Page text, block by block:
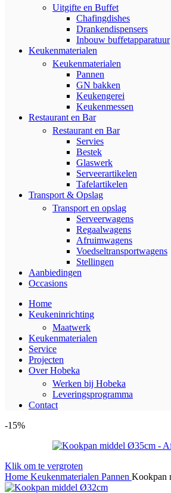
Uitgifte en Buffet
Chafingdishes
Drankendispensers
Inbouw buffetapparatuur
Keukenmaterialen
Keukenmaterialen
Pannen
GN bakken
Keukengerei
Keukenmessen
Restaurant en Bar
Restaurant en Bar
Servies
Bestek
Glaswerk
Serveerartikelen
Tafelartikelen
Transport & Opslag
Transport en opslag
Serveerwagens
Regaalwagens
Afruimwagens
Voedseltransportwagens
Stellingen
Aanbiedingen
Occasions
Home
Keukeninrichting
Maatwerk
Keukenmaterialen
Service
Projecten
Over Hobeka
Werken bij Hobeka
Leveringsprogramma
Contact
-15%
Klik om te vergroten
Home Keukenmaterialen Pannen Kookpan